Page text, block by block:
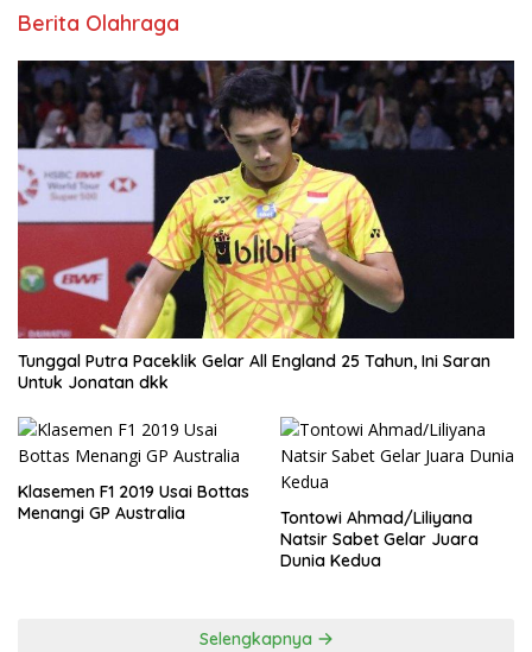
Berita Olahraga
Tunggal Putra Paceklik Gelar All England 25 Tahun, Ini Saran
Untuk Jonatan dkk
Klasemen F1 2019 Usai Bottas
Menangi GP Australia
Tontowi Ahmad/Liliyana
Natsir Sabet Gelar Juara
Dunia Kedua
Selengkapnya